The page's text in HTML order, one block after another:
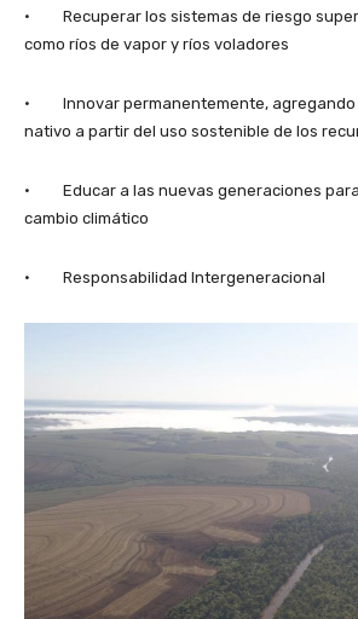
· Recuperar los sistemas de riesgo
como ríos de vapor y ríos voladores
· Innovar permanentemente, agregando
nativo a partir del uso sostenible de los
· Educar a las nuevas generaciones para
cambio climático
· Responsabilidad Intergeneracional